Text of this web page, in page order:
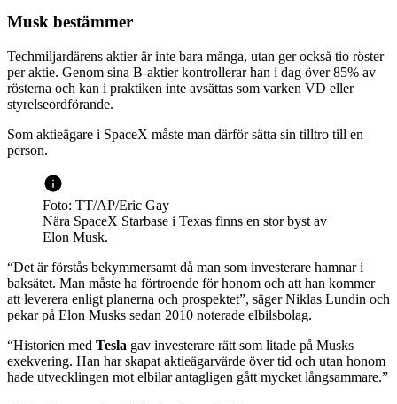
Musk bestämmer
Techmiljardärens aktier är inte bara många, utan ger också tio röster
per aktie. Genom sina B-aktier kontrollerar han i dag över 85% av
rösterna och kan i praktiken inte avsättas som varken VD eller
styrelseordförande.
Som aktieägare i SpaceX måste man därför sätta sin tilltro till en
person.
Foto: TT/AP/Eric Gay
Nära SpaceX Starbase i Texas finns en stor byst av
Elon Musk.
“Det är förstås bekymmersamt då man som investerare hamnar i
baksätet. Man måste ha förtroende för honom och att han kommer
att leverera enligt planerna och prospektet”, säger Niklas Lundin och
pekar på Elon Musks sedan 2010 noterade elbilsbolag.
“Historien med Tesla gav investerare rätt som litade på Musks
exekvering. Han har skapat aktieägarvärde över tid och utan honom
hade utvecklingen mot elbilar antagligen gått mycket långsammare.”